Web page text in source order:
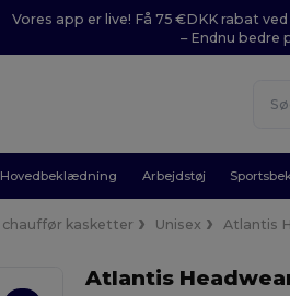
Vores app er live! Få 75 €DKK rabat
– Endnu bedre
Hovedbeklædning Arbejdstøj
chauffør kasketter Unisex Atlantis
Atlantis